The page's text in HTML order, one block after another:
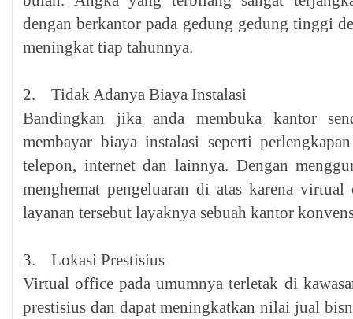
dengan berkantor pada gedung gedung tinggi
meningkat tiap tahunnya.
2. Tidak Adanya Biaya Instalasi
Bandingkan jika anda membuka kantor
membayar biaya instalasi seperti
telepon, internet dan lainnya. Dengan
menghemat pengeluaran di atas karena
layanan tersebut layaknya sebuah kantor
3. Lokasi Prestisius
Virtual office pada umumnya terletak di
prestisius dan dapat meningkatkan nilai jual